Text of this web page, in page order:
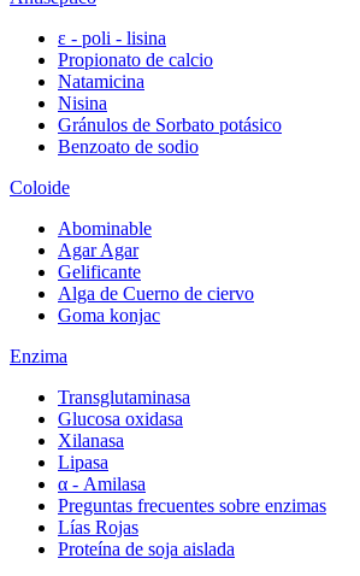
ε - poli - lisina
Propionato de calcio
Natamicina
Nisina
Gránulos de Sorbato potásico
Benzoato de sodio
Coloide
Abominable
Agar Agar
Gelificante
Alga de Cuerno de ciervo
Goma konjac
Enzima
Transglutaminasa
Glucosa oxidasa
Xilanasa
Lipasa
α - Amilasa
Preguntas frecuentes sobre enzimas
Lías Rojas
Proteína de soja aislada